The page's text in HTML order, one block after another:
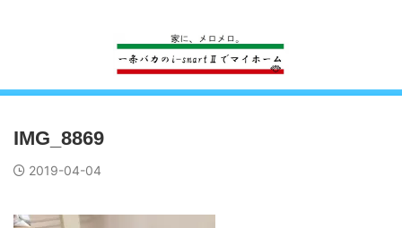
IMG_8869
2019-04-04